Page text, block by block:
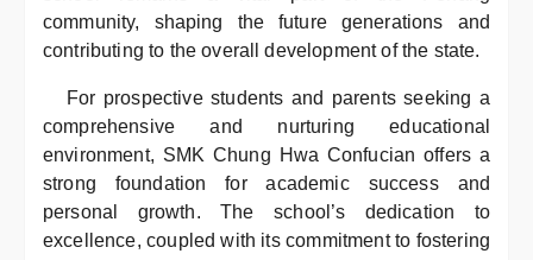
community, shaping the future generations and
contributing to the overall development of the state.
For prospective students and parents seeking a
comprehensive and nurturing educational
environment, SMK Chung Hwa Confucian offers a
strong foundation for academic success and
personal growth. The school’s dedication to
excellence, coupled with its commitment to fostering